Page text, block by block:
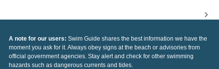
A note for our users: Swim Guide shares the best information we have the
moment you ask for it. Always obey signs at the beach or advisories from
official government agencies. Stay alert and check for other swimming
hazards such as dangerous currents and tides.